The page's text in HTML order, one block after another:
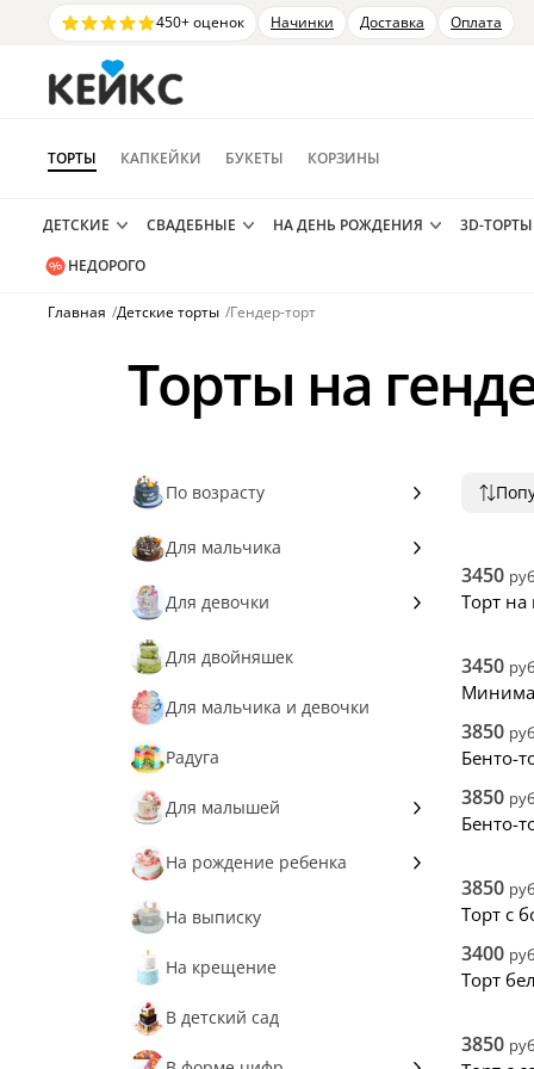
450+ оценок Начинки Доставка Оплата
ТОРТЫ КАПКЕЙКИ БУКЕТЫ КОРЗИНЫ
ДЕТСКИЕ СВАДЕБНЫЕ НА ДЕНЬ РОЖДЕНИЯ 3D-ТОРТЫ
НЕДОРОГО
Главная /Детские торты /Гендер-торт
Торты на
По возрасту
1 месяц
Для мальчика
Пираты
Робот
Паровозик
Для девочки
Слайм
Нежные
Принцессе
Фея
Для двойняшек
Для мальчика и девочки
Радуга
Для малышей
Ангел
Киндер Сюрприз
На рождение ребенка
Аист
Зубик
Капуста
Метрика
На выписку
На крещение
В детский сад
3450
Торт на
3450
3850
Бенто-
3850
Бенто-
3850
Торт с
3400
Торт
3850